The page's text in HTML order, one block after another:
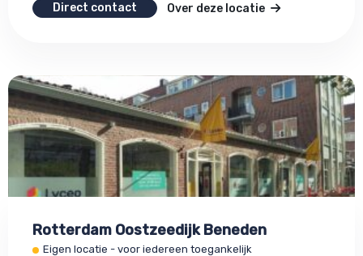
Direct contact Over deze locatie
Rotterdam Oostzeedijk Beneden
Eigen locatie - voor iedereen toegankelijk